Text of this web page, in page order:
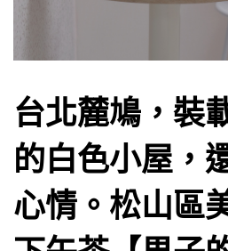
台北麓鳩，裝
的白色小屋，
心情。松山區